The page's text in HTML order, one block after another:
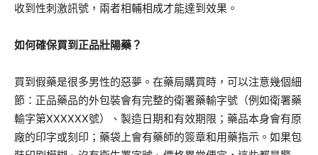
收到性刺激訊號，兩者相輔相成才能達到效果。
如何確保買到正品壯陽藥？
買到假藥是很多男性的惡夢。在藥局購買時，可以注意幾個細
節：正品藥品的外包裝會有完整的衛署藥輸字號（例如衛署藥
輸字第XXXXXX號）、製造日期和有效期限；藥品本身會有原
廠的印字或刻印；藥袋上會有藥師的簽章和用藥指示。如果包